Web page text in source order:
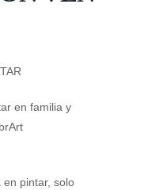
en familia y
en pintar, solo